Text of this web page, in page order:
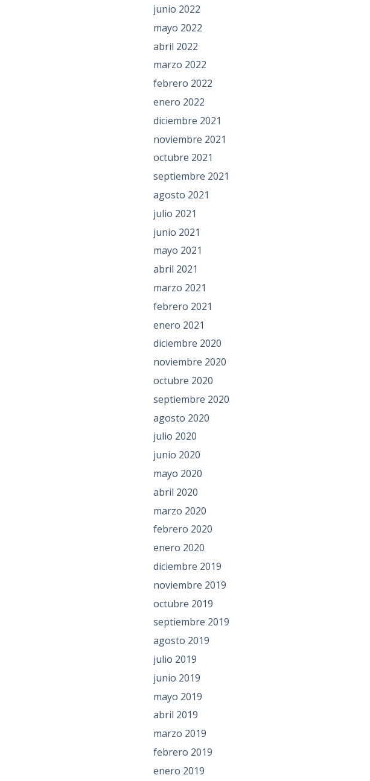
junio 2022
mayo 2022
abril 2022
marzo 2022
febrero 2022
enero 2022
diciembre 2021
noviembre 2021
octubre 2021
septiembre 2021
agosto 2021
julio 2021
junio 2021
mayo 2021
abril 2021
marzo 2021
febrero 2021
enero 2021
diciembre 2020
noviembre 2020
octubre 2020
septiembre 2020
agosto 2020
julio 2020
junio 2020
mayo 2020
abril 2020
marzo 2020
febrero 2020
enero 2020
diciembre 2019
noviembre 2019
octubre 2019
septiembre 2019
agosto 2019
julio 2019
junio 2019
mayo 2019
abril 2019
marzo 2019
febrero 2019
enero 2019